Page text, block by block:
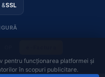
&SSL
pentru funcționarea platformei și
în scopuri publicitare.